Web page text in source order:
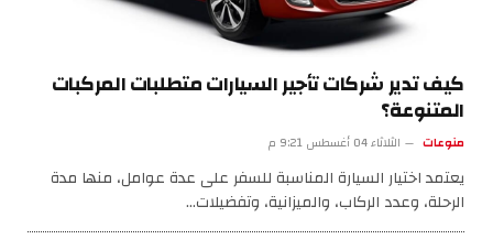
كيف تدير شركات تأجير السيارات متطلبات المركبات
المتنوعة؟
منوعات الثلاثاء 04 أغسطس 9:21 م
يعتمد اختيار السيارة المناسبة للسفر على عدة عوامل، منها مدة
الرحلة، وعدد الركاب، والميزانية، وتفضيلات…